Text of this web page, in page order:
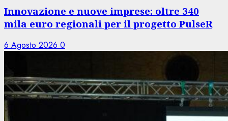
Innovazione e nuove imprese: oltre 340
mila euro regionali per il progetto PulseR
6 Agosto 2026 0